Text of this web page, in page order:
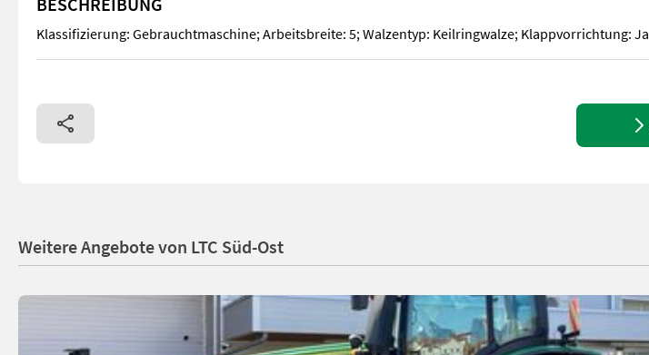
Klassifizierung: Gebrauchtmaschine; Arbeitsbreite: 5; Walzentyp: Keilringwalze; Klappvorrichtung: Ja
Klassifizierung: Gebrauchtmaschine; Arbeitsbreite: 5; Walzentyp: Keilringwalze; Klappvorrichtung: Ja
Weitere Angebote von LTC Süd-Ost